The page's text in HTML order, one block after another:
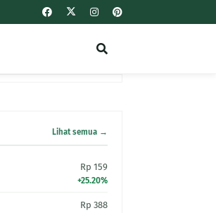
Lihat semua →
Rp 159
+25.20%
Rp 388